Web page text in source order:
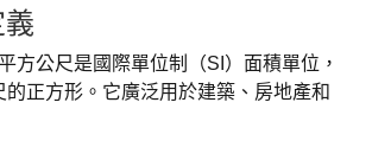
方公尺是國際單位制（SI）面積單位，
正方形。它廣泛用於建築、房地產和